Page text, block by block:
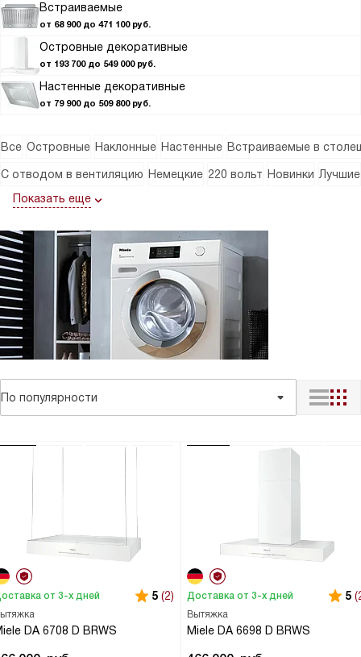
Встраиваемые
от 68 900 до 471 100 руб.
Островные декоративные
от 193 700 до 549 000 руб.
Настенные декоративные
от 79 900 до 509 800 руб.
Все Островные Наклонные Настенные Встраиваемые в
С отводом в вентиляцию Немецкие 220 вольт Новинки Лучшие
Показать еще
По популярности
DA 6708 D BRWS
от 3-х дней 5 (2)
Вытяжка
Miele DA 6698 D BRWS
Доставка от 3-х дней 5